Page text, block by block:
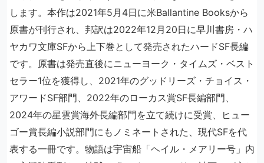
します。本作は2021年5月4日に米Ballantine Booksから
原書が刊行され、邦訳は2022年12月20日に早川書房・ハ
ヤカワ文庫SFから上下巻として発売されたハードSF長編
です。原書は発売直後にニューヨーク・タイムズ・ベスト
セラー1位を獲得し、2021年のグッドリーズ・チョイス・
アワードSF部門、2022年のローカス賞SF長編部門、
2024年の星雲賞海外長編部門を立て続けに受賞、ヒュー
ゴー賞長編小説部門にもノミネートされた、現代SFを代
表する一冊です。物語は宇宙船「ヘイル・メアリー号」内